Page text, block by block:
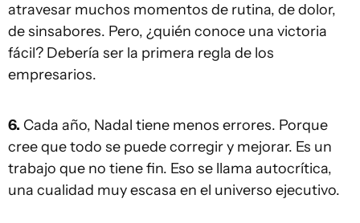
atravesar muchos momentos de rutina, de dolor,
de sinsabores. Pero, ¿quién conoce una victoria
fácil? Debería ser la primera regla de los
empresarios.
6. Cada año, Nadal tiene menos errores. Porque
cree que todo se puede corregir y mejorar. Es un
trabajo que no tiene fin. Eso se llama autocrítica,
una cualidad muy escasa en el universo ejecutivo.